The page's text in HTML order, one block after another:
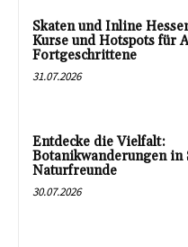
Skaten und Inline
Kurse und Hotspots für
Fortgeschrittene
31.07.2026
Entdecke die Vielfalt:
Botanikwanderungen in
Naturfreunde
30.07.2026